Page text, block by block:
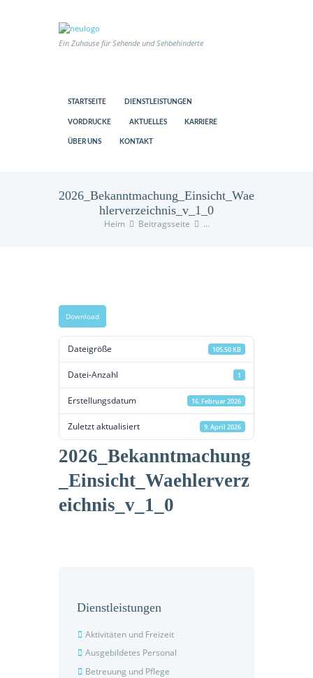
Ein Zuhause für Sehende und Sehbehinderte
STARTSEITE DIENSTLEISTUNGEN
VORDRUCKE AKTUELLES KARRIERE
ÜBER UNS KONTAKT
2026_Bekanntmachung_Einsicht_Wae
hlerverzeichnis_v_1_0
Heim Beitragsseite ...
Download
Dateigröße 105.50 KB
Datei-Anzahl 1
Erstellungsdatum 16. Februar 2026
Zuletzt aktualisiert 9. April 2026
2026_Bekanntmachung
_Einsicht_Waehlerverz
eichnis_v_1_0
Dienstleistungen
Aktivitäten und Freizeit
Ausgebildetes Personal
Betreuung und Pflege